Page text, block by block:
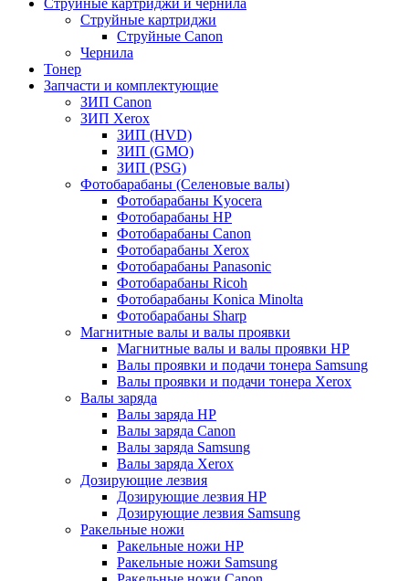
Струйные картриджи
Струйные Canon
Чернила
Тонер
Запчасти и комплектующие
ЗИП Canon
ЗИП Xerox
ЗИП (HVD)
ЗИП (GMO)
ЗИП (PSG)
Фотобарабаны (Селеновые валы)
Фотобарабаны Kyocera
Фотобарабаны HP
Фотобарабаны Canon
Фотобарабаны Xerox
Фотобарабаны Panasonic
Фотобарабаны Ricoh
Фотобарабаны Konica Minolta
Фотобарабаны Sharp
Магнитные валы и валы проявки
Магнитные валы и валы проявки HP
Валы проявки и подачи тонера Samsung
Валы проявки и подачи тонера Xerox
Валы заряда
Валы заряда HP
Валы заряда Canon
Валы заряда Samsung
Валы заряда Xerox
Дозирующие лезвия
Дозирующие лезвия HP
Дозирующие лезвия Samsung
Ракельные ножи
Ракельные ножи HP
Ракельные ножи Samsung